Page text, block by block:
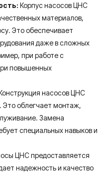
Корпус насосов ЦНС
материалов,
Это обеспечивает
даже в сложных
при работе с
повышенных
насосов ЦНС
Это облегчает монтаж,
Замена
специальных навыков и
ЦНС предоставляется
надежность и качество